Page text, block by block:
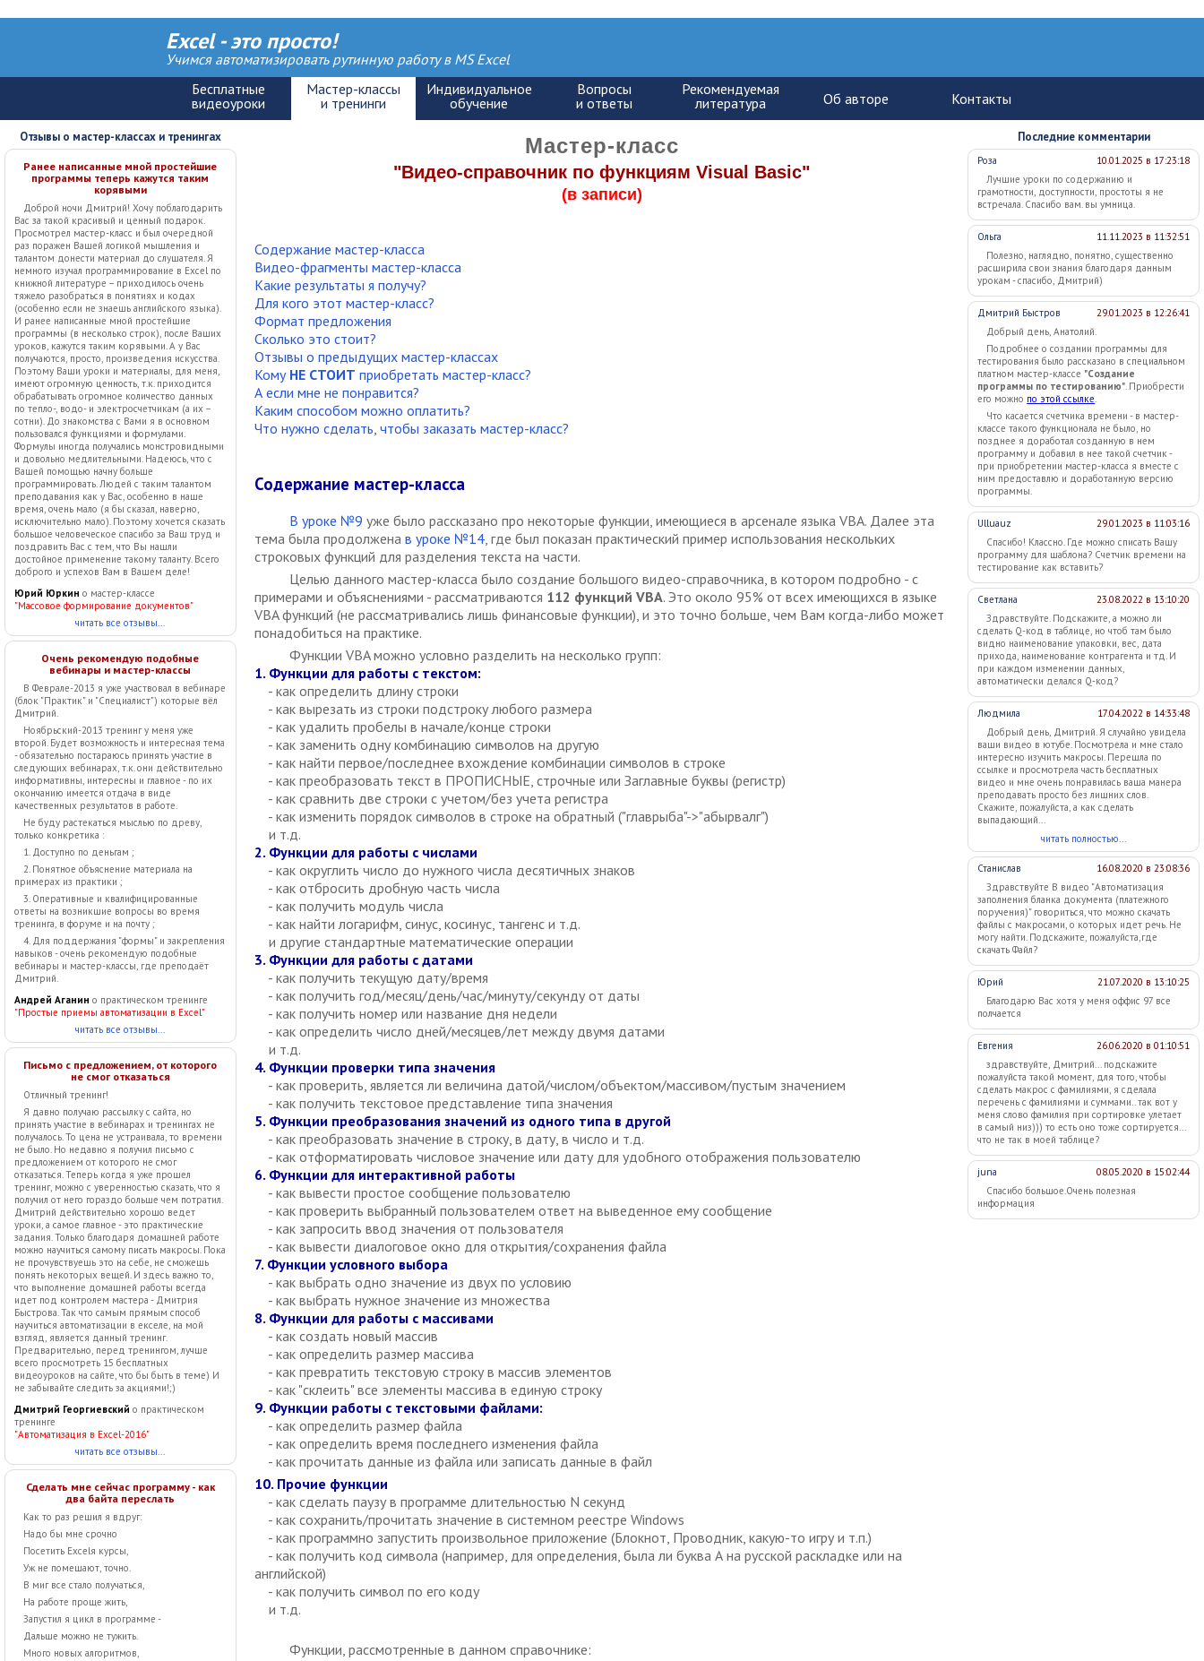
Excel - это просто!
Учимся автоматизировать рутинную работу в MS Excel
Отзывы о мастер-классах и тренингах
Ранее написанные мной простейшие
программы теперь кажутся таким
корявыми
Доброй ночи Дмитрий! Хочу поблагодарить
Вас за такой красивый и ценный подарок.
Просмотрел мастер-класс и был очередной
раз поражен Вашей логикой мышления и
талантом донести материал до слушателя. Я
немного изучал программирование в Excel по
книжной литературе – приходилось очень
тяжело разобраться в понятиях и кодах
(особенно если не знаешь английского языка).
И ранее написанные мной простейшие
программы (в несколько строк), после Ваших
уроков, кажутся таким корявыми. А у Вас
получаются, просто, произведения искусства.
Поэтому Ваши уроки и материалы, для меня,
имеют огромную ценность, т.к. приходится
обрабатывать огромное количество данных
по тепло-, водо- и электросчетчикам (а их –
сотни). До знакомства с Вами я в основном
пользовался функциями и формулами.
Формулы иногда получались монстровидными
и довольно медлительными. Надеюсь, что с
Вашей помощью начну больше
программировать. Людей с таким талантом
преподавания как у Вас, особенно в наше
время, очень мало (я бы сказал, наверно,
исключительно мало). Поэтому хочется сказать
большое человеческое спасибо за Ваш труд и
поздравить Вас с тем, что Вы нашли
достойное применение такому таланту. Всего
доброго и успехов Вам в Вашем деле!
Юрий Юркин о мастер-классе
"Массовое формирование документов"
читать все отзывы...
Очень рекомендую подобные
вебинары и мастер-классы
В Феврале-2013 я уже участвовал в вебинаре
(блок "Практик" и "Специалист") которые вёл
Дмитрий.
Ноябрьский-2013 тренинг у меня уже
второй. Будет возможность и интересная тема
- обязательно постараюсь принять участие в
следующих вебинарах, т.к. они действительно
информативны, интересны и главное - по их
окончанию имеется отдача в виде
качественных результатов в работе.
Не буду растекаться мыслью по древу,
только конкретика :
1. Доступно по деньгам ;
2. Понятное объяснение материала на
примерах из практики ;
3. Оперативные и квалифицированные
ответы на возникшие вопросы во время
тренинга, в форуме и на почту ;
4. Для поддержания "формы" и закрепления
навыков - очень рекомендую подобные
вебинары и мастер-классы, где преподаёт
Дмитрий.
Андрей Аганин о практическом тренинге
"Простые приемы автоматизации в Excel"
читать все отзывы...
Письмо с предложением, от которого
не смог отказаться
Отличный тренинг!
Я давно получаю рассылку с сайта, но
принять участие в вебинарах и тренингах не
получалось. То цена не устраивала, то времени
не было. Но недавно я получил письмо с
предложением от которого не смог
отказаться. Теперь когда я уже прошел
тренинг, можно с уверенностью сказать, что я
получил от него гораздо больше чем потратил.
Дмитрий действительно хорошо ведет
уроки, а самое главное - это практические
задания. Только благодаря домашней работе
можно научиться самому писать макросы. Пока
не прочувствуешь это на себе, не сможешь
понять некоторых вещей. И здесь важно то,
что выполнение домашней работы всегда
идет под контролем мастера - Дмитрия
Быстрова. Так что самым прямым способ
научиться автоматизации в екселе, на мой
взгляд, является данный тренинг.
Предварительно, перед тренингом, лучше
всего просмотреть 15 бесплатных
видеоуроков на сайте, что бы быть в теме) И
не забывайте следить за акциями!;)
Дмитрий Георгиевский о практическом
тренинге
"Автоматизация в Excel-2016"
читать все отзывы...
Сделать мне сейчас программу - как
два байта переслать
Как то раз решил я вдруг:
Надо бы мне срочно
Посетить Excelя курсы,
Уж не помешают, точно.
В миг все стало получаться,
На работе проще жить,
Запустил я цикл в программе -
Дальше можно не тужить.
Много новых алгоритмов,
Мастер-класс
"Видео-справочник по функциям Visual Basic"
(в записи)
Содержание мастер-класса
Видео-фрагменты мастер-класса
Какие результаты я получу?
Для кого этот мастер-класс?
Формат предложения
Сколько это стоит?
Отзывы о предыдущих мастер-классах
Кому НЕ СТОИТ приобретать мастер-класс?
А если мне не понравится?
Каким способом можно оплатить?
Что нужно сделать, чтобы заказать мастер-класс?
Содержание мастер-класса
В уроке №9 уже было рассказано про некоторые функции, имеющиеся в арсенале языка VBA. Далее эта
тема была продолжена в уроке №14, где был показан практический пример использования нескольких
строковых функций для разделения текста на части.
Целью данного мастер-класса было создание большого видео-справочника, в котором подробно - с
примерами и объяснениями - рассматриваются 112 функций VBA. Это около 95% от всех имеющихся в языке
VBA функций (не рассматривались лишь финансовые функции), и это точно больше, чем Вам когда-либо может
понадобиться на практике.
Функции VBA можно условно разделить на несколько групп:
1. Функции для работы с текстом:
- как определить длину строки
- как вырезать из строки подстроку любого размера
- как удалить пробелы в начале/конце строки
- как заменить одну комбинацию символов на другую
- как найти первое/последнее вхождение комбинации символов в строке
- как преобразовать текст в ПРОПИСНЫЕ, строчные или Заглавные буквы (регистр)
- как сравнить две строки с учетом/без учета регистра
- как изменить порядок символов в строке на обратный ("главрыба"->"абырвалг")
и т.д.
2. Функции для работы с числами
- как округлить число до нужного числа десятичных знаков
- как отбросить дробную часть числа
- как получить модуль числа
- как найти логарифм, синус, косинус, тангенс и т.д.
и другие стандартные математические операции
3. Функции для работы с датами
- как получить текущую дату/время
- как получить год/месяц/день/час/минуту/секунду от даты
- как получить номер или название дня недели
- как определить число дней/месяцев/лет между двумя датами
и т.д.
4. Функции проверки типа значения
- как проверить, является ли величина датой/числом/объектом/массивом/пустым значением
- как получить текстовое представление типа значения
5. Функции преобразования значений из одного типа в другой
- как преобразовать значение в строку, в дату, в число и т.д.
- как отформатировать числовое значение или дату для удобного отображения пользователю
6. Функции для интерактивной работы
- как вывести простое сообщение пользователю
- как проверить выбранный пользователем ответ на выведенное ему сообщение
- как запросить ввод значения от пользователя
- как вывести диалоговое окно для открытия/сохранения файла
7. Функции условного выбора
- как выбрать одно значение из двух по условию
- как выбрать нужное значение из множества
8. Функции для работы с массивами
- как создать новый массив
- как определить размер массива
- как превратить текстовую строку в массив элементов
- как "склеить" все элементы массива в единую строку
9. Функции работы с текстовыми файлами:
- как определить размер файла
- как определить время последнего изменения файла
- как прочитать данные из файла или записать данные в файл
10. Прочие функции
- как сделать паузу в программе длительностью N секунд
- как сохранить/прочитать значение в системном реестре Windows
- как программно запустить произвольное приложение (Блокнот, Проводник, какую-то игру и т.п.)
- как получить код символа (например, для определения, была ли буква А на русской раскладке или на
английской)
- как получить символ по его коду
и т.д.
Функции, рассмотренные в данном справочнике:
Последние комментарии
Роза
10.01.2025 в 17:23:18
Лучшие уроки по содержанию и
грамотности, доступности, простоты я не
встречала. Спасибо вам. вы умница.
Ольга
11.11.2023 в 11:32:51
Полезно, наглядно, понятно, существенно
расширила свои знания благодаря данным
урокам - спасибо, Дмитрий)
Дмитрий Быстров
29.01.2023 в 12:26:41
Добрый день, Анатолий.
Подробнее о создании программы для
тестирования было рассказано в специальном
платном мастер-классе "Создание
программы по тестированию". Приобрести
его можно по этой ссылке.
Что касается счетчика времени - в мастер-
классе такого функционала не было, но
позднее я доработал созданную в нем
программу и добавил в нее такой счетчик -
при приобретении мастер-класса я вместе с
ним предоставлю и доработанную версию
программы.
Ulluauz
29.01.2023 в 11:03:16
Спасибо! Классно. Где можно списать Вашу
программу для шаблона? Счетчик времени на
тестирование как вставить?
Светлана
23.08.2022 в 13:10:20
Здравствуйте. Подскажите, а можно ли
сделать Q-код в таблице, но чтоб там было
видно наименование упаковки, вес, дата
прихода, наименование контрагента и тд. И
при каждом изменении данных,
автоматически делался Q-код?
Людмила
17.04.2022 в 14:33:48
Добрый день, Дмитрий. Я случайно увидела
ваши видео в ютубе. Посмотрела и мне стало
интересно изучить макросы. Перешла по
ссылке и просмотрела часть бесплатных
видео и мне очень понравилась ваша манера
преподавать просто без лишних слов.
Скажите, пожалуйста, а как сделать
выпадающий...
читать полностью...
Станислав
16.08.2020 в 23:08:36
Здравствуйте В видео "Автоматизация
заполнения бланка документа (платежного
поручения)" говориться, что можно скачать
файлы с макросами, о которых идет речь. Не
могу найти. Подскажите, пожалуйста,где
скачать Файл?
Юрий
21.07.2020 в 13:10:25
Благодарю Вас хотя у меня оффис 97 все
полчается
Евгения
26.06.2020 в 01:10:51
здравствуйте, Дмитрий... подскажите
пожалуйста такой момент, для того, чтобы
сделать макрос с фамилиями, я сделала
перечень с фамилиями и суммами.. так вот у
меня слово фамилия при сортировке улетает
в самый низ))) то есть оно тоже сортируется...
что не так в моей таблице?
juna
08.05.2020 в 15:02:44
Спасибо большое.Очень полезная
информация